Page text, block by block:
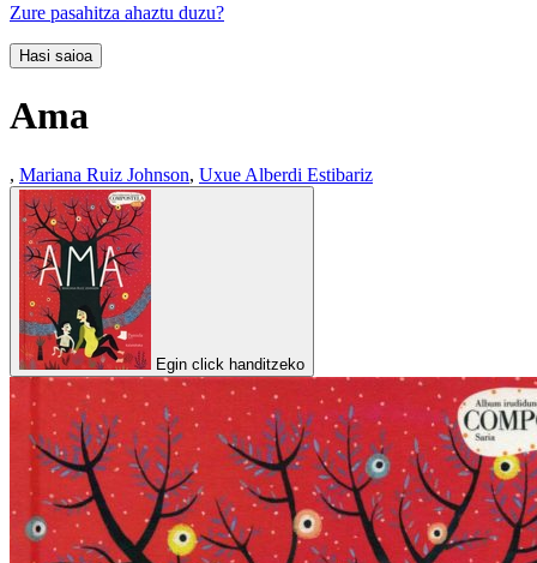
Zure pasahitza ahaztu duzu?
Hasi saioa
Ama
, Mariana Ruiz Johnson, Uxue Alberdi Estibariz
Egin click handitzeko